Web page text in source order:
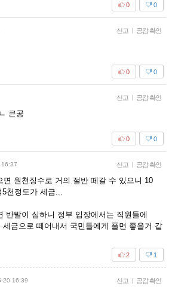
0
0
신고 | 공감 확인
0
0
신고 | 공감 확인
큰공
0
0
신고 | 공감 확인
면 원천징수로 거의 절반 떼갈 수 있으니 10
천정도가 세금...
반발이 심하니 정부 입장에서는 직원들에
금으로 떼어내서 국민들에게 풀면 좋을거 같
1
2
20 16:39 신고 | 공감 확인